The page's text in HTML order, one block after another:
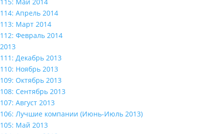
114: Апрель 2014
113: Март 2014
112: Февраль 2014
2013
111: Декабрь 2013
110: Ноябрь 2013
109: Октябрь 2013
108: Сентябрь 2013
107: Август 2013
106: Лучшие компании (Июнь-Июль 2013)
105: Май 2013